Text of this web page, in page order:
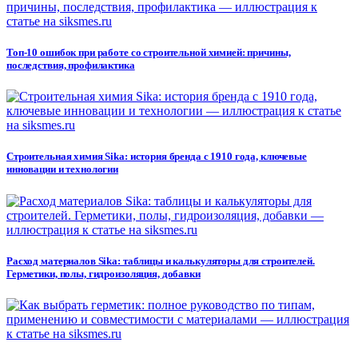
Топ-10 ошибок при работе со строительной химией: причины,
последствия, профилактика
Строительная химия Sika: история бренда с 1910 года, ключевые
инновации и технологии
Расход материалов Sika: таблицы и калькуляторы для строителей.
Герметики, полы, гидроизоляция, добавки